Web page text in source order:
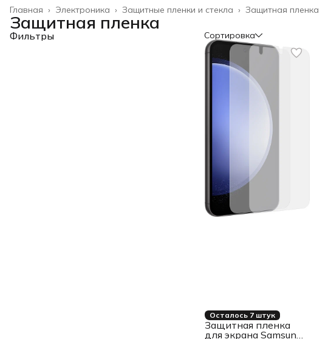
Защитная пленка
Защитные пленки и стекла ›
Электроника ›
Главная ›
Защитная пленка
Фильтры Сортировка
Осталось 7 штук
Защитная пленка
для экрана Samsung